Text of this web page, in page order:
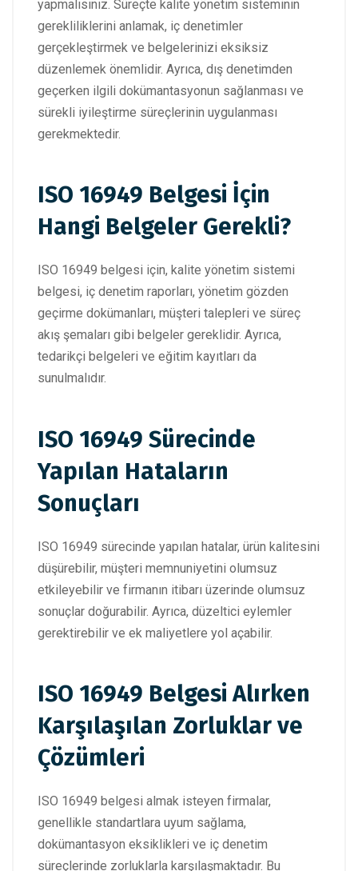
yapmalısınız. Süreçte kalite yönetim sisteminin
gerekliliklerini anlamak, iç denetimler
gerçekleştirmek ve belgelerinizi eksiksiz
düzenlemek önemlidir. Ayrıca, dış denetimden
geçerken ilgili dokümantasyonun sağlanması ve
sürekli iyileştirme süreçlerinin uygulanması
gerekmektedir.
ISO 16949 Belgesi İçin
Hangi Belgeler Gerekli?
ISO 16949 belgesi için, kalite yönetim sistemi
belgesi, iç denetim raporları, yönetim gözden
geçirme dokümanları, müşteri talepleri ve süreç
akış şemaları gibi belgeler gereklidir. Ayrıca,
tedarikçi belgeleri ve eğitim kayıtları da
sunulmalıdır.
ISO 16949 Sürecinde
Yapılan Hataların
Sonuçları
ISO 16949 sürecinde yapılan hatalar, ürün kalitesini
düşürebilir, müşteri memnuniyetini olumsuz
etkileyebilir ve firmanın itibarı üzerinde olumsuz
sonuçlar doğurabilir. Ayrıca, düzeltici eylemler
gerektirebilir ve ek maliyetlere yol açabilir.
ISO 16949 Belgesi Alırken
Karşılaşılan Zorluklar ve
Çözümleri
ISO 16949 belgesi almak isteyen firmalar,
genellikle standartlara uyum sağlama,
dokümantasyon eksiklikleri ve iç denetim
süreçlerinde zorluklarla karşılaşmaktadır. Bu